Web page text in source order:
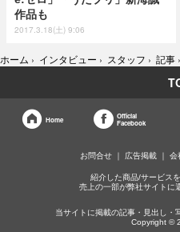
作品も
2017.3.18(土) 9:06
ホーム › インタビュー › スタッフ › 記事 ›
Home
Official
Facebook
お問合せ 広告掲載 会
紹介した商品/サービス
売上の一部が弊社サイトに
当サイトに掲載の記事・見出し・
Copyright ©